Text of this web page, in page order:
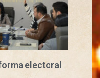
electoral